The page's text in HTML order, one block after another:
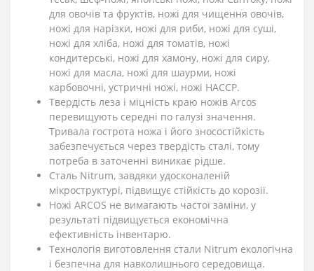
для овочів та фруктів, ножі для чищення овочів,
ножі для нарізки, ножі для риби, ножі для суші,
ножі для хліба, ножі для томатів, ножі
кондитерські, ножі для хамону, ножі для сиру,
ножі для масла, ножі для шаурми, ножі
карбовочні, устричні ножі, ножі HACCP.
Твердість леза і міцність краю ножів Arcos
перевищують середні по галузі значення.
Тривала гострота ножа і його зносостійкість
забезпечується через твердість сталі, тому
потреба в заточенні виникає рідше.
Сталь Nitrum, завдяки удосконаленій
мікроструктурі, підвищує стійкість до корозії.
Ножі ARCOS не вимагають частої заміни, у
результаті підвищується економічна
ефективність інвентарю.
Технологія виготовлення стали Nitrum екологічна
і безпечна для навколишнього середовища.